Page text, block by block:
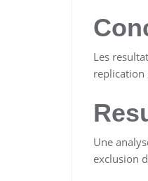
Les
replication
Une
exclusion